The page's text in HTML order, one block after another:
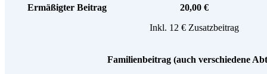
Ermäßigter Beitrag
20,00 €
Inkl. 12 € Zusatzbeitrag
Familienbeitrag (auch verschiedene